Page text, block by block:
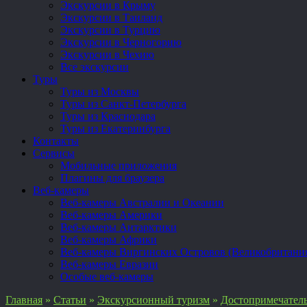
Экскурсии в Крыму
Экскурсии в Таиланд
Экскурсии в Турцию
Экскурсии в Черногорию
Экскурсии в Чехию
Все экскурсии
Туры
Туры из Москвы
Туры из Санкт-Петербурга
Туры из Краснодара
Туры из Екатеринбурга
Контакты
Сервисы
Мобильные приложения
Плагины для браузера
Веб-камеры
Веб-камеры Австралии и Океании
Веб-камеры Америки
Веб-камеры Антарктики
Веб-камеры Африки
Веб-камеры Виргинских Островов
Веб-камеры Евразии
Особые веб-камеры
Главная » Статьи » Экскурсионный туризм »